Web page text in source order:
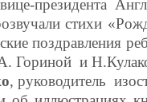
вице-президента
стихи
поздравления
Гориной и
, руководитель